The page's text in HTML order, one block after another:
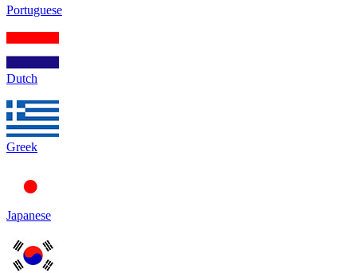
Portuguese
Dutch
Greek
Japanese